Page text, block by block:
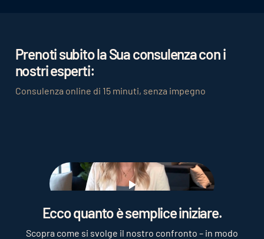
Prenoti subito la Sua consulenza con i
nostri esperti:
Consulenza online di 15 minuti, senza impegno
Play
Ecco quanto è semplice iniziare.
Scopra come si svolge il nostro confronto – in modo